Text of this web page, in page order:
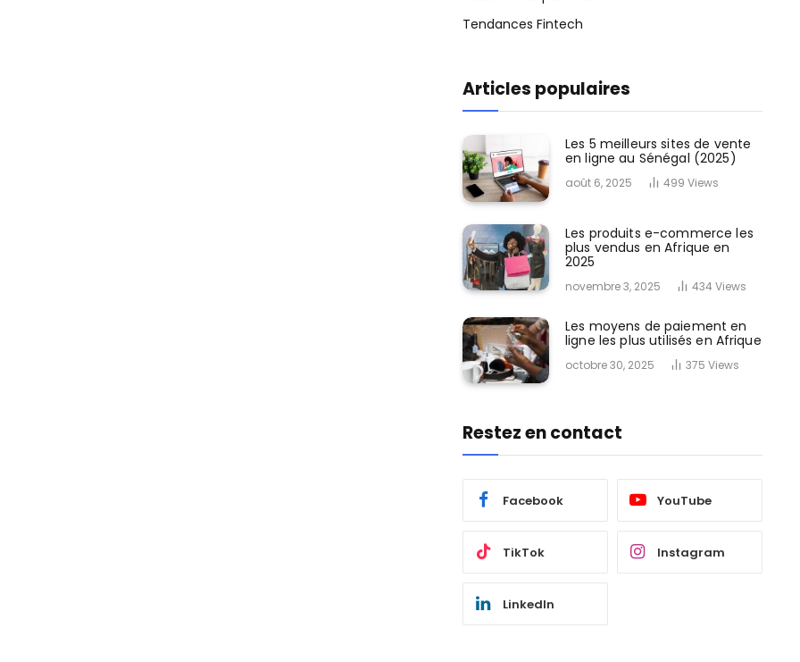
Tendances Fintech
Articles populaires
Les 5 meilleurs sites de vente
en ligne au Sénégal (2025)
août 6, 2025 499 Views
Les produits e-commerce les
plus vendus en Afrique en
2025
novembre 3, 2025 434 Views
Les moyens de paiement en
ligne les plus utilisés en Afrique
octobre 30, 2025 375 Views
Restez en contact
Facebook YouTube
TikTok Instagram
LinkedIn